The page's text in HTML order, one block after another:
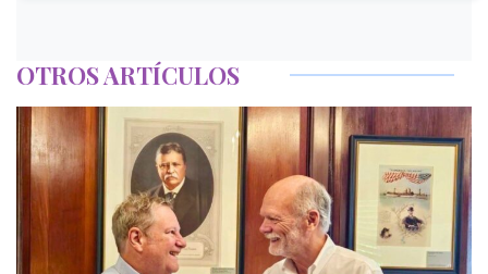
OTROS ARTÍCULOS